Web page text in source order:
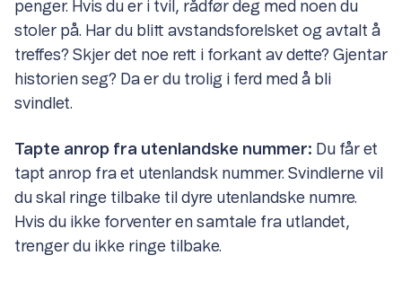
penger. Hvis du er i tvil, rådfør deg med noen du
stoler på. Har du blitt avstandsforelsket og avtalt å
treffes? Skjer det noe rett i forkant av dette? Gjentar
historien seg? Da er du trolig i ferd med å bli
svindlet.
Tapte anrop fra utenlandske nummer: Du får et
tapt anrop fra et utenlandsk nummer. Svindlerne vil
du skal ringe tilbake til dyre utenlandske numre.
Hvis du ikke forventer en samtale fra utlandet,
trenger du ikke ringe tilbake.